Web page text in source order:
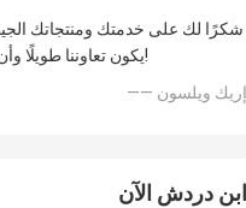
شكرًا لك على خدمتك ومنتجاتك
يكون تعاوننا طويلًا وأن نكون سعداء!
—— إريك ويلسون
ابن دردش الآن